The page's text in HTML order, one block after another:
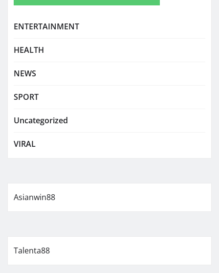
ENTERTAINMENT
HEALTH
NEWS
SPORT
Uncategorized
VIRAL
Asianwin88
Talenta88